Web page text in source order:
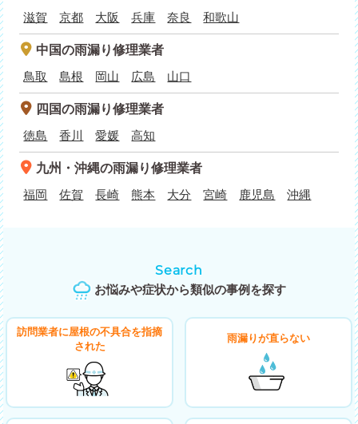
滋賀
京都 大阪 兵庫 奈良 和歌山
中国の雨漏り修理業者
鳥取
島根 岡山 広島 山口
四国の雨漏り修理業者
徳島
香川 愛媛 高知
九州・沖縄の雨漏り修理業者
福岡
佐賀 長崎 熊本 大分 宮崎 鹿児島 沖縄
お悩みや症状から類似の事例を探す
Search
訪問業者に屋根の不具合を指摘
された
雨漏りが直らない